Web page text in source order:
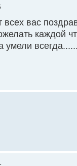
вас
каждой
умели